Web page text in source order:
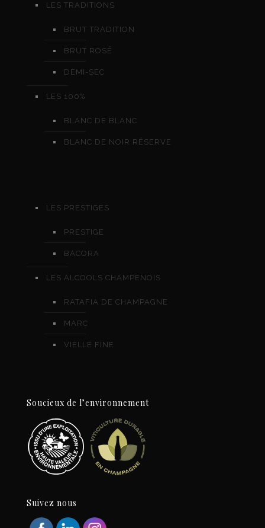
LES TRADITIONS
BRUT TRADITION
BRUT ROSÉ
DEMI-SEC
LES 100%
BLANC DE BLANC
BLANC DE NOIR RÉSERVE
LES PRESTIGES
PRESTIGE
BACORA
LES ALCOOLS CHAMPENOIS
RATAFIA DE CHAMPAGNE
MARC
VIELLE FINE
Soucieux de l’environnement
Suivez nous